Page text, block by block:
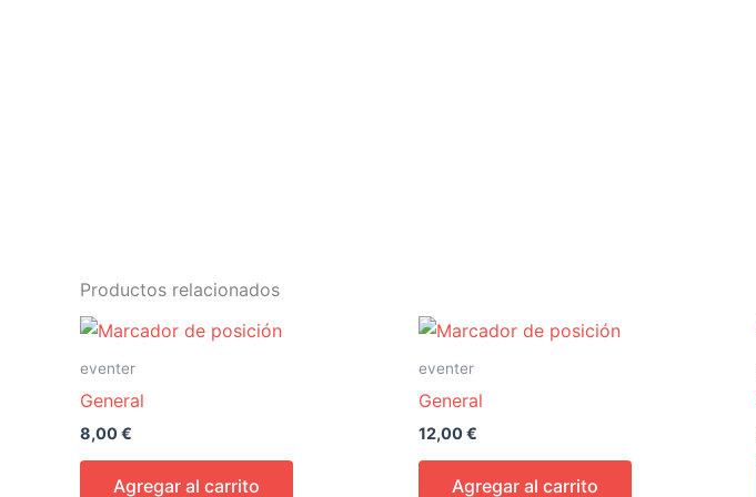
Productos relacionados
eventer
General
8,00€
Agregar al carrito
eventer
General
12,00€
Agregar al carrito